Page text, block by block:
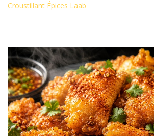
Croustillant Épices Laab